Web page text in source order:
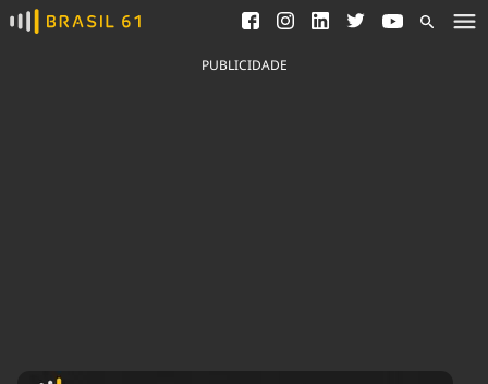
Ver todas as notícias
Saneamento
Indicadores
PUBLICIDADE